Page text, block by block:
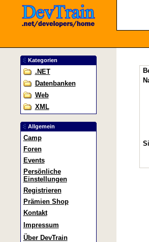
Kategorien
.NET
Datenbanken
Web
XML
Allgemein
Camp
Foren
Events
Persönliche
Einstellungen
Registrieren
Prämien Shop
Kontakt
Impressum
Über DevTrain